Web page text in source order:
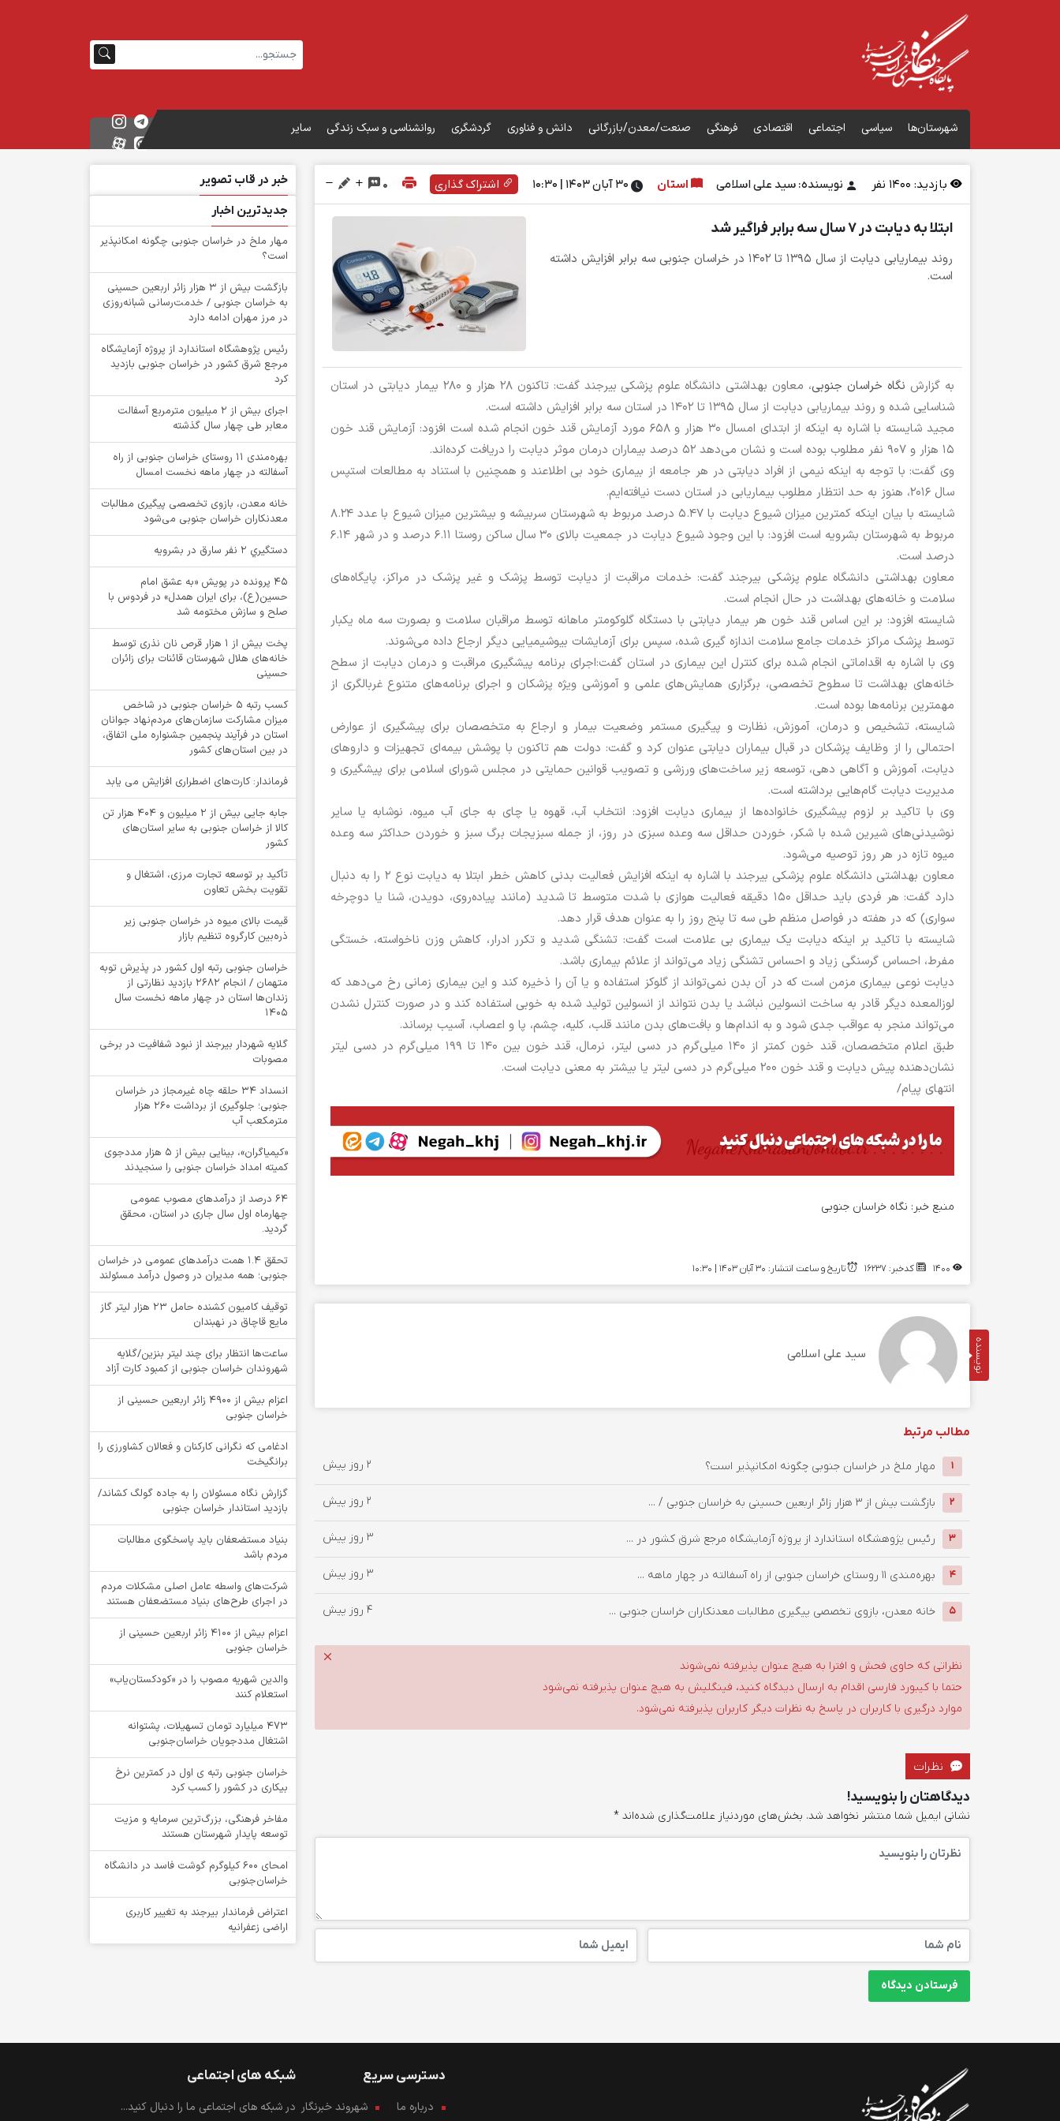
شهرستان‌ها سیاسی اجتماعی اقتصادی فرهنگی صنعت/معدن/بازرگانی دانش و فناوری گردشگری روانشناسی و سبک زندگی سایر
بازدید: نفر نویسنده: سید علی اسلامی استان ۳۰ آبان ۱۴۰۳ | 10:30 اشتراک گذاری 0
ابتلا به دیابت در ۷ سال سه برابر فراگیر شد
روند بیماریابی دیابت از سال ۱۳۹۵ تا ۱۴۰۲ در خراسان جنوبی سه برابر افزایش داشته
است.
به گزارش نگاه خراسان جنوبی
، معاون بهداشتی دانشگاه علوم پزشکی بیرجند گفت: تاکنون ۲۸ هزار و ۲۸۰ بیمار دیابتی در استان
شناسایی شده و روند بیماریابی دیابت از سال ۱۳۹۵ تا ۱۴۰۲ در استان سه برابر افزایش داشته است.
مجید شایسته با اشاره به اینکه از ابتدای امسال ۳۰ هزار و ۶۵۸ مورد آزمایش قند خون انجام شده است افزود: آزمایش قند خون
۱۵ هزار و ۹۰۷ نفر مطلوب بوده است و نشان می‌دهد ۵۲ درصد بیماران درمان موثر دیابت را دریافت کرده‌اند.
وی گفت: با توجه به اینکه نیمی از افراد دیابتی در هر جامعه از بیماری خود بی اطلاعند و همچنین با استناد به مطالعات استپس
سال ۲۰۱۶، هنوز به حد انتظار مطلوب بیماریابی در استان دست نیافته‌ایم.
شایسته با بیان اینکه کمترین میزان شیوع دیابت با ۵.۴۷ درصد مربوط به شهرستان سربیشه و بیشترین میزان شیوع با عدد ۸.۲۴
مربوط به شهرستان بشرویه است افزود: با این وجود شیوع دیابت در جمعیت بالای ۳۰ سال ساکن روستا ۶.۱۱ درصد و در شهر ۶.۱۴
درصد است.
معاون بهداشتی دانشگاه علوم پزشکی بیرجند گفت: خدمات مراقبت از دیابت توسط پزشک و غیر پزشک در مراکز، پایگاه‌های
سلامت و خانه‌های بهداشت در حال انجام است.
شایسته افزود: بر این اساس قند خون هر بیمار دیابتی با دستگاه گلوکومتر ماهانه توسط مراقبان سلامت و بصورت سه ماه یکبار
توسط پزشک مراکز خدمات جامع سلامت اندازه گیری شده، سپس برای آزمایشات بیوشیمیایی دیگر ارجاع داده می‌شوند.
وی با اشاره به اقداماتی انجام شده برای کنترل این بیماری در استان گفت:اجرای برنامه پیشگیری مراقبت و درمان دیابت از سطح
خانه‌های بهداشت تا سطوح تخصصی، برگزاری همایش‌های علمی و آموزشی ویژه پزشکان و اجرای برنامه‌های متنوع غربالگری از
مهمترین برنامه‌ها بوده است.
شایسته، تشخیص و درمان، آموزش، نظارت و پیگیری مستمر وضعیت بیمار و ارجاع به متخصصان برای پیشگیری از عوارض
احتمالی را از وظایف پزشکان در قبال بیماران دیابتی عنوان کرد و گفت: دولت هم تاکنون با پوشش بیمه‌ای تجهیزات و دارو‌های
دیابت، آموزش و آگاهی دهی، توسعه زیر ساخت‌های ورزشی و تصویب قوانین حمایتی در مجلس شورای اسلامی برای پیشگیری و
مدیریت دیابت گام‌هایی برداشته است.
وی با تاکید بر لزوم پیشگیری خانواده‌ها از بیماری دیابت افزود: انتخاب آب، قهوه یا چای به جای آب میوه، نوشابه یا سایر
نوشیدنی‌های شیرین شده با شکر، خوردن حداقل سه وعده سبزی در روز، از جمله سبزیجات برگ سبز و خوردن حداکثر سه وعده
میوه تازه در هر روز توصیه می‌شود.
معاون بهداشتی دانشگاه علوم پزشکی بیرجند با اشاره به اینکه افزایش فعالیت بدنی کاهش خطر ابتلا به دیابت نوع ۲ را به دنبال
دارد گفت: هر فردی باید حداقل ۱۵۰ دقیقه فعالیت هوازی با شدت متوسط تا شدید (مانند پیاده‌روی، دویدن، شنا یا دوچرخه
سواری) که در هفته در فواصل منظم طی سه تا پنج روز را به عنوان هدف قرار دهد.
شایسته با تاکید بر اینکه دیابت یک بیماری بی علامت است گفت: تشنگی شدید و تکرر ادرار، کاهش وزن ناخواسته، خستگی
مفرط، احساس گرسنگی زیاد و احساس تشنگی زیاد می‌تواند از علائم بیماری باشد.
دیابت نوعی بیماری مزمن است که در آن بدن نمی‌تواند از گلوکز استفاده و یا آن را ذخیره کند و این بیماری زمانی رخ می‌دهد که
لوزالمعده دیگر قادر به ساخت انسولین نباشد یا بدن نتواند از انسولین تولید شده به خوبی استفاده کند و در صورت کنترل نشدن
می‌تواند منجر به عواقب جدی شود و به اندام‌ها و بافت‌های بدن مانند قلب، کلیه، چشم، پا و اعصاب، آسیب برساند.
طبق اعلام متخصصان، قند خون کمتر از ۱۴۰ میلی‌گرم در دسی لیتر، نرمال، قند خون بین ۱۴۰ تا ۱۹۹ میلی‌گرم در دسی لیتر
نشان‌دهنده پیش دیابت و قند خون ۲۰۰ میلی‌گرم در دسی لیتر یا بیشتر به معنی دیابت است.
انتهای پیام/
منبع خبر: نگاه خراسان جنوبی
کدخبر: 16237 تاریخ و ساعت انتشار: ۳۰ آبان ۱۴۰۳ | 10:30
نویسنده سید علی اسلامی
مطالب مرتبط
1 ‌مهار ملخ در خراسان جنوبی چگونه امکانپذیر است؟ 2 روز پیش
2 بازگشت بیش از ۳ هزار زائر اربعین حسینی به خراسان جنوبی / ... 2 روز پیش
3 رئیس پژوهشگاه استاندارد از پروژه آزمایشگاه مرجع شرق کشور در ... 3 روز پیش
4 بهره‌مندی ۱۱ روستای خراسان جنوبی از راه آسفالته در چهار ماهه ... 3 روز پیش
5 خانه معدن، بازوی تخصصی پیگیری مطالبات معدنکاران خراسان جنوبی ... 4 روز پیش
نظراتی که حاوی فحش و افترا به هیچ عنوان پذیرفته نمی‌شوند
حتما با کیبورد فارسی اقدام به ارسال دیدگاه کنید، فینگلیش به هیچ عنوان پذیرفته نمی‌شود
موارد درگیری با کاربران در پاسخ به نظرات دیگر کاربران پذیرفته نمی‌شود.
نظرات
دیدگاهتان را بنویسید!
نشانی ایمیل شما منتشر نخواهد شد. بخش‌های موردنیاز علامت‌گذاری شده‌اند *
خبر در قاب تصویر
جدیدترین اخبار
‌مهار ملخ در خراسان جنوبی چگونه امکانپذیر
است؟
بازگشت بیش از ۳ هزار زائر اربعین حسینی
به خراسان جنوبی / خدمت‌رسانی شبانه‌روزی
در مرز مهران ادامه دارد
رئیس پژوهشگاه استاندارد از پروژه آزمایشگاه
مرجع شرق کشور در خراسان جنوبی بازدید
کرد
اجرای بیش از ۲ میلیون مترمربع آسفالت
معابر طی چهار سال گذشته
بهره‌مندی ۱۱ روستای خراسان جنوبی از راه
آسفالته در چهار ماهه نخست امسال
خانه معدن، بازوی تخصصی پیگیری مطالبات
معدنکاران خراسان جنوبی می‌شود
دستگيري 2 نفر سارق در بشرويه
۴۵ پرونده در پویش «به عشق امام
حسین(ع)، برای ایران همدل» در فردوس با
صلح و سازش مختومه شد
پخت بیش از 1 هزار قرص نان نذری توسط
خانه‌های هلال شهرستان قائنات برای زائران
حسینی
کسب رتبه ۵ خراسان جنوبی در شاخص
میزان مشارکت سازمان‌های مردم‌نهاد جوانان
استان در فرآیند پنجمین جشنواره ملی اتفاق،
در بین استان‌های کشور
فرماندار: کارت‌های اضطراری افزایش می یابد
جابه جایی بیش از 2 میلیون و 404 هزار تن
کالا از خراسان جنوبی به سایر استان‌های
کشور
تأکید بر توسعه تجارت مرزی، اشتغال و
تقویت بخش تعاون
قیمت بالای میوه در خراسان جنوبی زیر
ذره‌بین کارگروه تنظیم بازار
خراسان جنوبی رتبه اول کشور در پذیرش توبه
متهمان / انجام ۲۶۸۲ بازدید نظارتی از
زندان‌ها استان در چهار ماهه نخست سال
1405
گلایه شهردار بیرجند از نبود شفافیت در برخی
مصوبات
انسداد ۳۴ حلقه چاه غیرمجاز در خراسان
جنوبی؛ جلوگیری از برداشت ۲۶۰ هزار
مترمکعب آب
«کیمیاگران»، بینایی بیش از ۵ هزار مددجوی
کمیته امداد خراسان جنوبی را سنجیدند
64 درصد از درآمدهای مصوب عمومی
چهارماه اول سال جاری در استان، محقق
گردید.
تحقق ۱.۴ همت درآمدهای عمومی در خراسان
جنوبی؛ همه مدیران در وصول درآمد مسئولند
توقيف کامیون کشنده حامل 23 هزار لیتر گاز
مایع قاچاق در نهبندان
ساعت‌ها انتظار برای چند لیتر بنزین/گلایه
شهروندان خراسان جنوبی از کمبود کارت آزاد
اعزام بیش از 4900 زائر اربعین حسینی از
خراسان جنوبی
ادغامی که نگرانی کارکنان و فعالان کشاورزی را
برانگیخت
گزارش نگاه مسئولان را به جاده گولگ کشاند/
بازدید استاندار خراسان جنوبی
بنیاد مستضعفان باید پاسخگوی مطالبات
مردم باشد
شرکت‌های واسطه عامل اصلی مشکلات مردم
در اجرای طرح‌های بنیاد مستضعفان هستند
اعزام بیش از 4100 زائر اربعین حسینی از
خراسان جنوبی
والدین شهریه مصوب را در «کودکستان‌یاب»
استعلام کنند
۴۷۳ میلیارد تومان تسهیلات، پشتوانه
اشتغال مددجویان خراسان‌جنوبی
خراسان جنوبی رتبه ی اول در کمترین نرخ
بیکاری در کشور را کسب کرد
مفاخر فرهنگی، بزرگ‌ترین سرمایه و مزیت
توسعه پایدار شهرستان هستند
امحای ۶۰۰ کیلوگرم گوشت فاسد در دانشگاه
خراسان‌جنوبی
اعتراض فرماندار بیرجند به تغییر کاربری
اراضی زعفرانیه
دسترسی سریع
درباره ما شهروند خبرنگار
شبکه های اجتماعی
در شبکه های اجتماعی ما را دنبال کنید...